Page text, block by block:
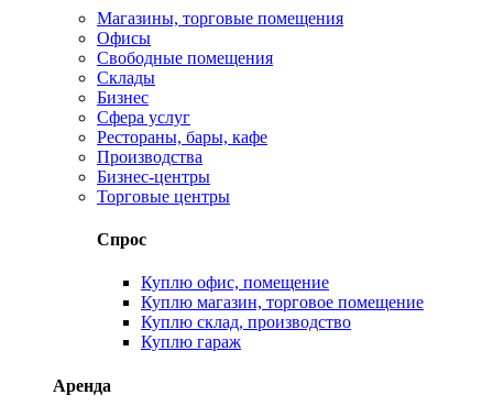
Магазины, торговые помещения
Офисы
Свободные помещения
Склады
Бизнес
Сфера услуг
Рестораны, бары, кафе
Производства
Бизнес-центры
Торговые центры
Спрос
Куплю офис, помещение
Куплю магазин, торговое помещение
Куплю склад, производство
Куплю гараж
Аренда